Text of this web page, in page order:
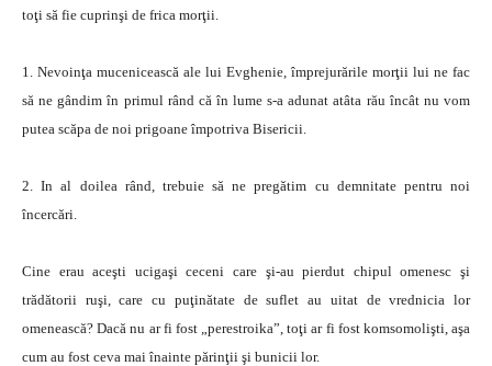
toţi să fie cuprinşi de frica morţii.
1. Nevoinţa mucenicească ale lui Evghenie, împrejurările morţii lui ne fac
să ne gândim în primul rând că în lume s-a adunat atâta rău încât nu vom
putea scăpa de noi prigoane împotriva Bisericii.
2. In al doilea rând, trebuie să ne pregătim cu demnitate pentru noi
încercări.
Cine erau aceşti ucigaşi ceceni care şi-au pierdut chipul omenesc şi
trădătorii ruşi, care cu puţinătate de suflet au uitat de vrednicia lor
omenească? Dacă nu ar fi fost „perestroika”, toţi ar fi fost komsomolişti, aşa
cum au fost ceva mai înainte părinţii şi bunicii lor.